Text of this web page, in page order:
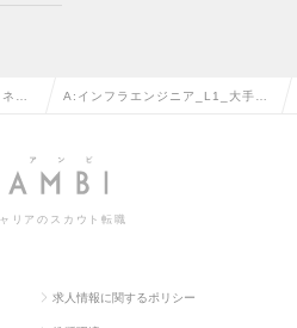
ッ
職
A:インフラエンジニア_L1_大手通
イン＜東京都＞の求人情報
リアのスカウト転職
求人情報に関するポリシー